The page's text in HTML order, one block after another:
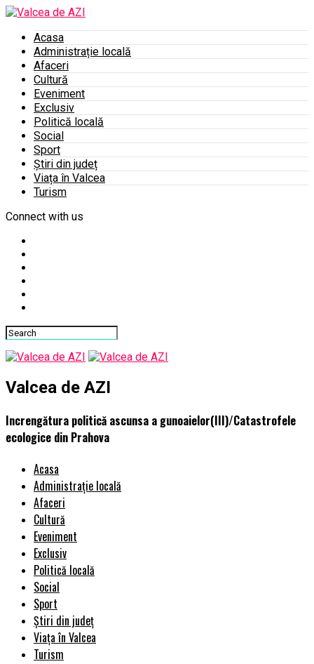
Acasa
Administrație locală
Afaceri
Cultură
Eveniment
Exclusiv
Politică locală
Social
Sport
Știri din județ
Viața în Valcea
Turism
Connect with us
Valcea de AZI
Increngătura politică ascunsa a gunoaielor(III)/Catastrofele
ecologice din Prahova
Acasa
Administrație locală
Afaceri
Cultură
Eveniment
Exclusiv
Politică locală
Social
Sport
Știri din județ
Viața în Valcea
Turism